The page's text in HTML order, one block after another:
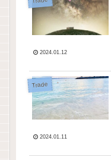
2024.01.12
Trade
2024.01.11